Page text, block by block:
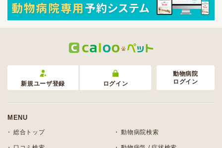
新規ユーザ登録 ログイン
動物病院
ログイン
MENU
総合トップ 動物病院検索